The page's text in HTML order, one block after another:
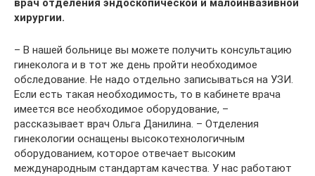
врач отделения эндоскопической и малоинвазивной
хирургии.
– В нашей больнице вы можете получить консультацию
гинеколога и в тот же день пройти необходимое
обследование. Не надо отдельно записываться на УЗИ.
Если есть такая необходимость, то в кабинете врача
имеется все необходимое оборудование, –
рассказывает врач Ольга Данилина. – Отделения
гинекологии оснащены высокотехнологичным
оборудованием, которое отвечает высоким
международным стандартам качества. У нас работают